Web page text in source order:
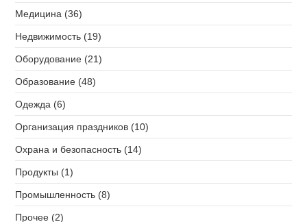
Медицина (36)
Недвижимость (19)
Оборудование (21)
Образование (48)
Одежда (6)
Организация праздников (10)
Охрана и безопасность (14)
Продукты (1)
Промышленность (8)
Прочее (2)